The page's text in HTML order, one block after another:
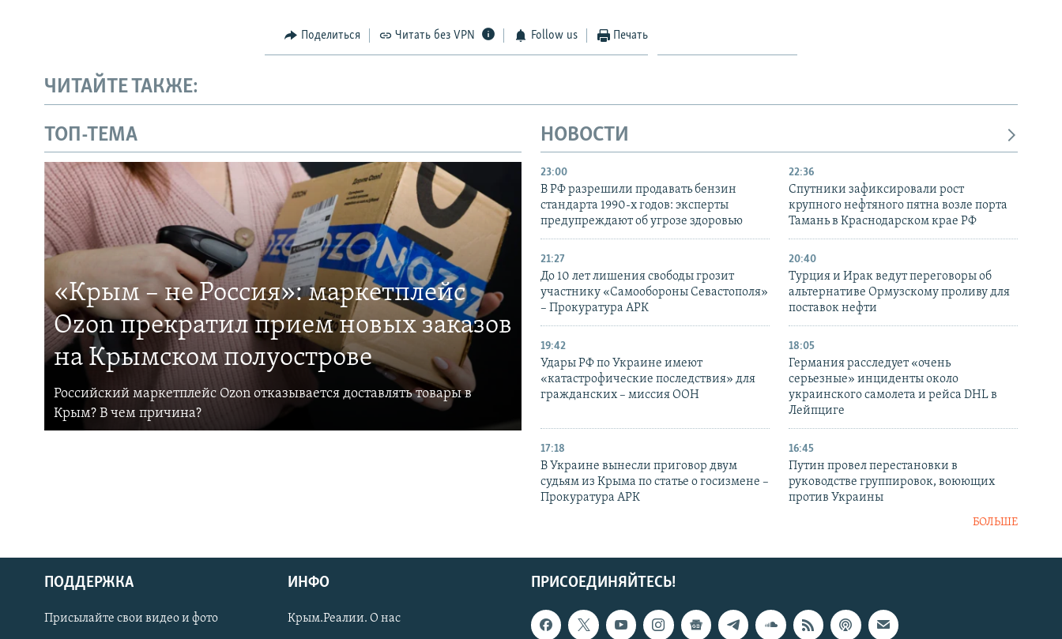
Українською
Поделиться Читать без VPN Follow us Печать
ЧИТАЙТЕ ТАКЖЕ:
ТОП-ТЕМА
«Крым – не Россия»: маркетплейс
Ozon прекратил прием новых заказов
на Крымском полуострове
Российский маркетплейс Ozon отказывается доставлять товары в
Крым? В чем причина?
НОВОСТИ
23:00
В РФ разрешили продавать бензин
стандарта 1990-х годов: эксперты
предупреждают об угрозе здоровью
22:36
Спутники зафиксировали рост
крупного нефтяного пятна возле порта
Тамань в Краснодарском крае РФ
21:27
До 10 лет лишения свободы грозит
участнику «Самообороны Севастополя»
– Прокуратура АРК
20:40
Турция и Ирак ведут переговоры об
альтернативе Ормузскому проливу для
поставок нефти
19:42
Удары РФ по Украине имеют
«катастрофические последствия» для
гражданских – миссия ООН
18:05
Германия расследует «очень
серьезные» инциденты около
украинского самолета и рейса DHL в
Лейпциге
17:18
В Украине вынесли приговор двум
судьям из Крыма по статье о госизмене –
Прокуратура АРК
16:45
Путин провел перестановки в
руководстве группировок, воюющих
против Украины
БОЛЬШЕ
ПРИСОЕДИНЯЙТЕСЬ!
ПОДДЕРЖКА
Присылайте свои видео и фото
ИНФО
Крым.Реалии. О нас